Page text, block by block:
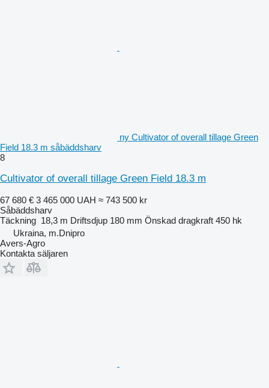
ny Cultivator of overall tillage Green
Field 18.3 m såbäddsharv
8
Cultivator of overall tillage Green Field 18.3 m
67 680 € 3 465 000 UAH ≈ 743 500 kr
Såbäddsharv
Täckning 18,3 m Driftsdjup 180 mm Önskad dragkraft 450 hk
Ukraina, m.Dnipro
Avers-Agro
Kontakta säljaren